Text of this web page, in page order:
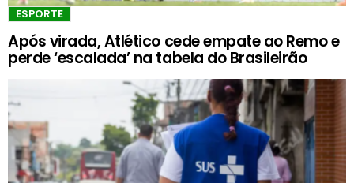
ESPORTE
Após virada, Atlético cede empate ao Remo e
perde ‘escalada’ na tabela do Brasileirão